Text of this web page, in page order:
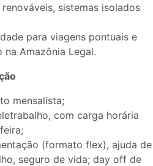
sistemas isolados
para viagens pontuais e
Amazônia Legal.
mensalista;
com carga horária
(formato flex), ajuda de
seguro de vida; day off de